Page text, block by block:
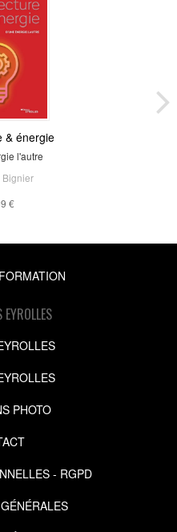
& énergie
l'autre
Bignier
€
EYROLLES
PHOTO
- RGPD